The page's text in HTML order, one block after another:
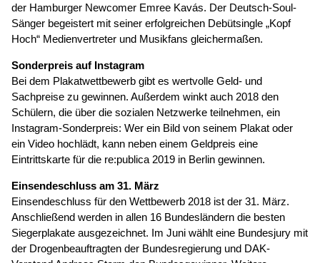
der Hamburger Newcomer Emree Kavás. Der Deutsch-Soul-
Sänger begeistert mit seiner erfolgreichen Debütsingle „Kopf
Hoch“ Medienvertreter und Musikfans gleichermaßen.
Sonderpreis auf Instagram
Bei dem Plakatwettbewerb gibt es wertvolle Geld- und
Sachpreise zu gewinnen. Außerdem winkt auch 2018 den
Schülern, die über die sozialen Netzwerke teilnehmen, ein
Instagram-Sonderpreis: Wer ein Bild von seinem Plakat oder
ein Video hochlädt, kann neben einem Geldpreis eine
Eintrittskarte für die re:publica 2019 in Berlin gewinnen.
Einsendeschluss am 31. März
Einsendeschluss für den Wettbewerb 2018 ist der 31. März.
Anschließend werden in allen 16 Bundesländern die besten
Siegerplakate ausgezeichnet. Im Juni wählt eine Bundesjury mit
der Drogenbeauftragten der Bundesregierung und DAK-